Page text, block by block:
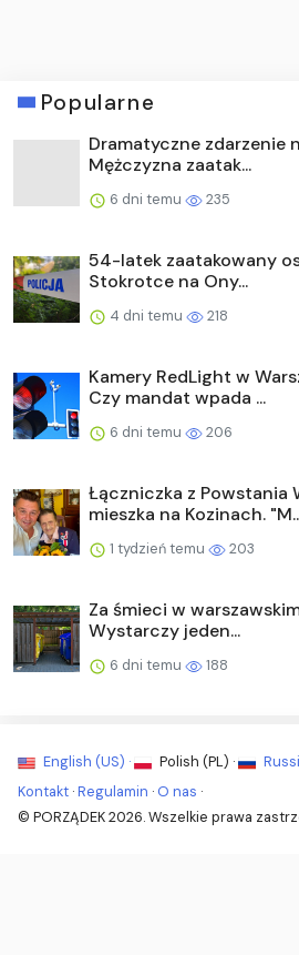
Popularne
Dramatyczne zdarzenie
Mężczyzna zaatak...
6 dni temu 235
54-latek zaatakowany
Stokrotce na Ony...
4 dni temu 218
Kamery RedLight w
Czy mandat wpada ...
6 dni temu 206
Łączniczka z Powstania
mieszka na Kozinach.
1 tydzień temu 203
Za śmieci w
Wystarczy jeden...
6 dni temu 188
English (US) · Polish (PL) ·
Kontakt ·Regulamin · O nas ·
© PORZĄDEK 2026. Wszelkie prawa